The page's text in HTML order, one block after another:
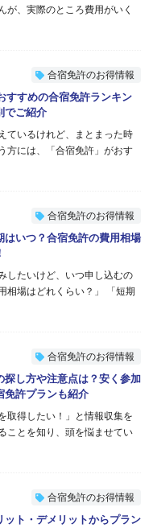
が、実際のところ費用がいく
すすめの合宿免許ランキン
でご紹介
ているけれど、まとまった時
方には、「合宿免許」がおす
合宿免許のお得情報
はいつ？合宿免許の費用相場
したいけど、いつ申し込むの
相場はどれくらい？」 「短期
合宿免許のお得情報
探し方や注意点は？安く参加
免許プランも紹介
取得したい！」と情報収集を
ことを知り、頭を悩ませてい
合宿免許のお得情報
ット・デメリットからプラン
合宿免許のお得情報